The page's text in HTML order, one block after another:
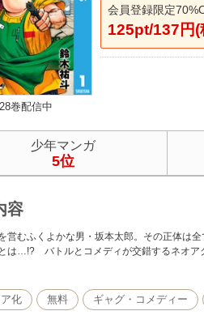
28巻配信中
会員登録限定
125pt/137円(
少年マンガ
5位
容
営むふくよかな男・坂本太郎。その正体は
は…!? バトルとコメディが交錯するネオア
化 無料 ギャグ・コメディー